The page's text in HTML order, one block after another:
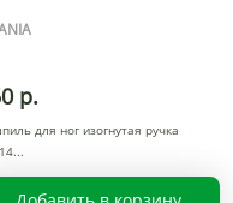
р.
для ног изогнутая ручка